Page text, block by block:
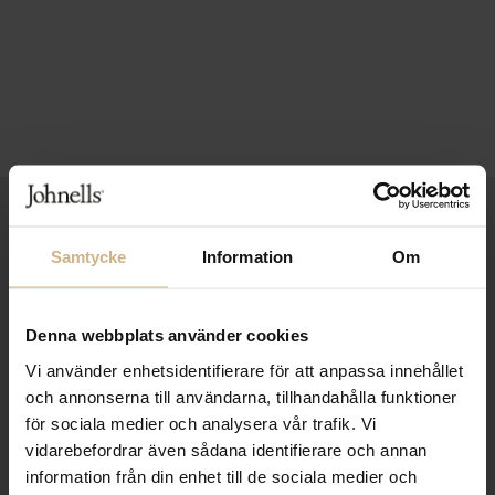
Samtycke Information Om
Denna webbplats använder cookies
Vi använder enhetsidentifierare för att anpassa innehållet
och annonserna till användarna, tillhandahålla funktioner
för sociala medier och analysera vår trafik. Vi
vidarebefordrar även sådana identifierare och annan
information från din enhet till de sociala medier och
FRI FRAKT FRÅN 999 KR
Håll dig uppdaterad
PRENUMERERA PÅ VÅRT NYHETSBREV